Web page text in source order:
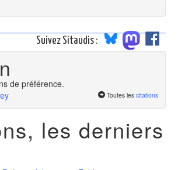
Suivez Sitaudis :
de préférence.
Toutes les citations
les derniers